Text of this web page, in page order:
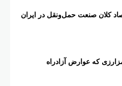
کلان صنعت حمل‌ونقل در ایران
که عوارض آزادراه